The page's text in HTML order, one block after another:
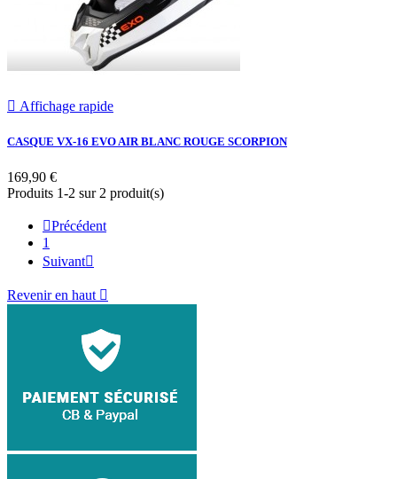
 Affichage rapide
CASQUE VX-16 EVO AIR BLANC ROUGE SCORPION
169,90 €
Produits 1-2 sur 2 produit(s)
Précédent
1
Suivant
Revenir en haut 